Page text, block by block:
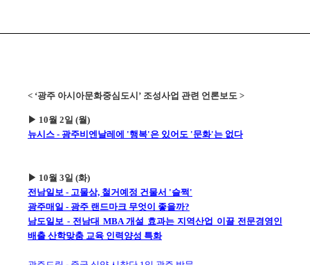
< ‘광주 아시아문화중심도시’ 조성사업 관련 언론보도 >
▶ 10월 2일 (월)
뉴시스 - 광주비엔날레에 '행복'은 있어도 '문화'는 없다
▶ 10월 3일 (화)
전남일보 - 고물상, 철거예정 건물서 '슬쩍'
광주매일 - 광주 랜드마크 무엇이 좋을까?
남도일보 - 전남대 MBA 개설 효과는 지역산업 이끌 전문경영인
배출 산학맞춤 교육 인력양성 특화